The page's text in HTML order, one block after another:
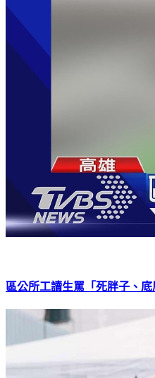
區公所工讀生罵「死胖子、